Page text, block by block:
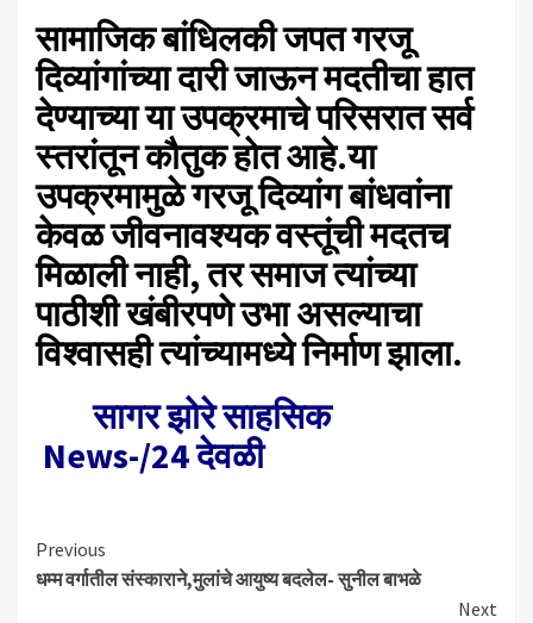
सामाजिक बांधिलकी जपत गरजू
दिव्यांगांच्या दारी जाऊन मदतीचा हात
देण्याच्या या उपक्रमाचे परिसरात सर्व
स्तरांतून कौतुक होत आहे.या
उपक्रमामुळे गरजू दिव्यांग बांधवांना
केवळ जीवनावश्यक वस्तूंची मदतच
मिळाली नाही, तर समाज त्यांच्या
पाठीशी खंबीरपणे उभा असल्याचा
विश्वासही त्यांच्यामध्ये निर्माण झाला.
सागर झोरे साहसिक
News-/24 देवळी
Continue
Reading
Previous
धम्म वर्गातील संस्काराने,मुलांचे आयुष्य बदलेल- सुनील बाभळे
Next